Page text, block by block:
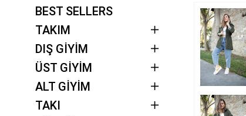
BEST SELLERS
TAKIM
DIŞ GİYİM
ÜST GİYİM
ALT GİYİM
TAKI